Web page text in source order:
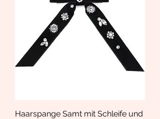
Haarspange Samt mit Schleife und